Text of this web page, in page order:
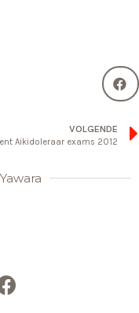
VOLGENDE
Aikidoleraar exams 2012